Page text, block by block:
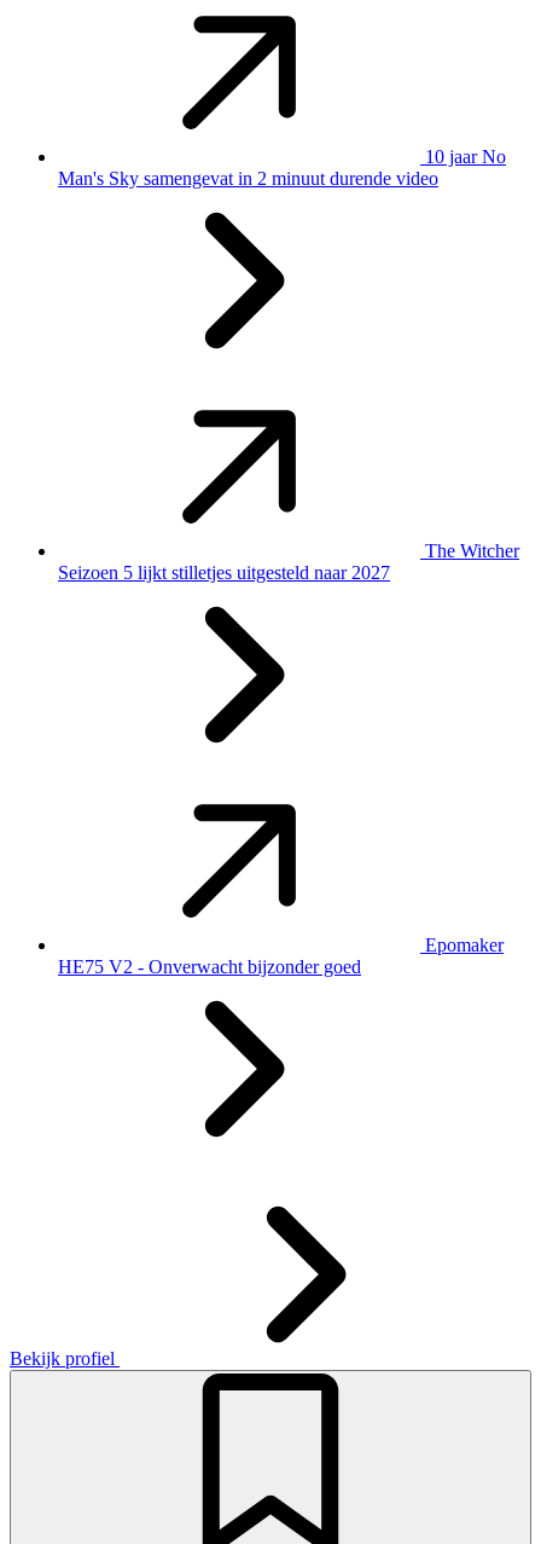
10 jaar No
Man's Sky samengevat in 2 minuut durende video
The Witcher
Seizoen 5 lijkt stilletjes uitgesteld naar 2027
Epomaker
HE75 V2 - Onverwacht bijzonder goed
Bekijk profiel